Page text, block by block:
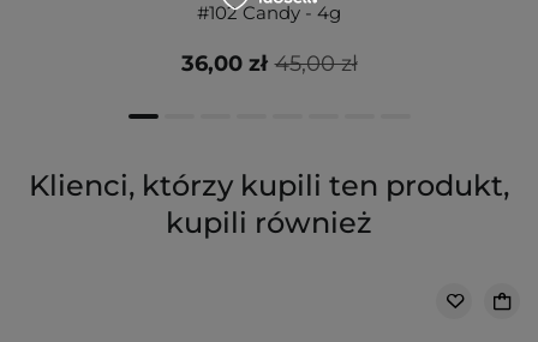
#102 Candy - 4g
45,00 zł
36,00 zł
Klienci, którzy kupili ten produkt,
kupili również